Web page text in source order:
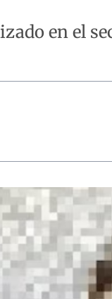
en el